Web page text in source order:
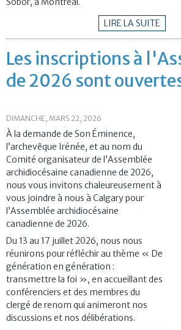
LIRE LA SUITE
Les inscriptions à
de 2026 sont
DIMANCHE, MARS 22, 2026
À la demande de Son Éminence,
l’archevêque Irénée, et au nom du
Comité organisateur de l’Assemblée
archidiocésaine canadienne de 2026,
nous vous invitons chaleureusement à
vous joindre à nous à Calgary pour
l’Assemblée archidiocésaine
canadienne de 2026.
Du 13 au 17 juillet 2026, nous nous
réunirons pour réfléchir au thème « De
génération en génération :
transmettre la foi », en accueillant des
conférenciers et des membres du
clergé de renom qui animeront nos
discussions et nos délibérations.